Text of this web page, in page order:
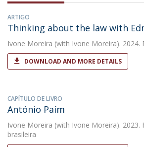
ARTIGO
Thinking about the law with
Ivone Moreira (with Ivone Moreira). 2024.
DOWNLOAD AND MORE DETAILS
CAPÍTULO DE LIVRO
António Paím
Ivone Moreira (with Ivone Moreira). 2023.
brasileira